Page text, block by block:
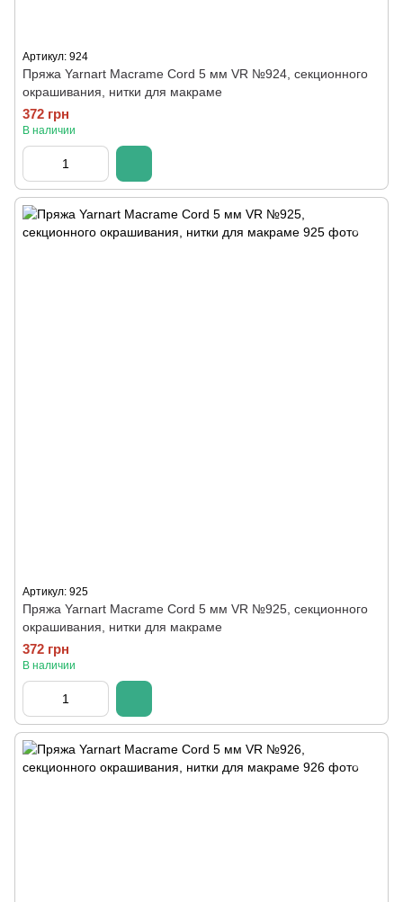
Артикул: 924
Пряжа Yarnart Macrame Cord 5 мм VR №924, секционного
окрашивания, нитки для макраме
372 грн
В наличии
Артикул: 925
Пряжа Yarnart Macrame Cord 5 мм VR №925, секционного
окрашивания, нитки для макраме
372 грн
В наличии